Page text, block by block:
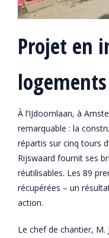
Projet en
À l’IJdoornlaan, à
remarquable : la
répartis sur cinq tours
Rijswaard fournit ses
réutilisables. Les 89
récupérées – un
action.
Le chef de chantier, M.